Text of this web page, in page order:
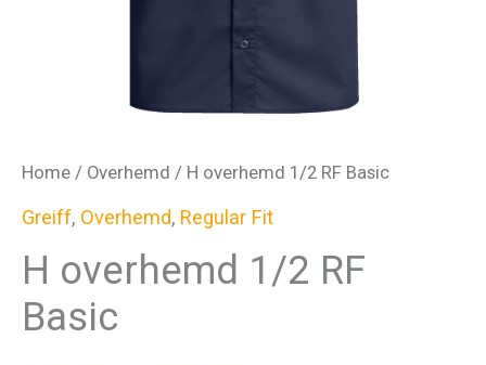
Home / Overhemd / H overhemd 1/2 RF Basic
Greiff, Overhemd, Regular Fit
H overhemd 1/2 RF
Basic